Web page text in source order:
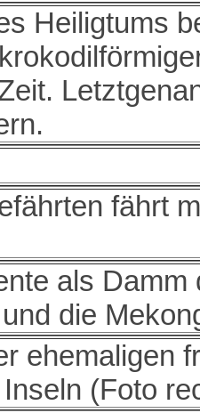
Heiligtums
fährt
als
die
ehemaligen
(Foto